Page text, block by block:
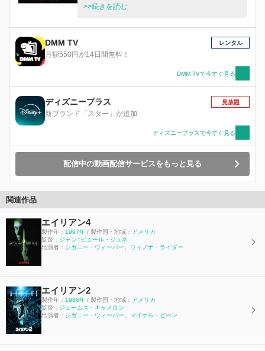
その軍事利用だった。実験は成功し、エイリアン
>>続きを読む
DMM TV
月額550円が14日間無料！
レンタル
DMM TVで今すぐ見る
ディズニープラス
新ブランド「スター」が追加
見放題
ディズニープラスで今すぐ見る
配信中の動画配信サービスをもっと見る
関連作品
エイリアン4
製作年： 1997年 / 製作国・地域： アメリカ
監督： ジャン=ピエール・ジュネ
出演者： シガニー・ウィーバー ウィノナ・ライダー
エイリアン2
製作年： 1986年 / 製作国・地域： アメリカ
監督： ジェームズ・キャメロン
出演者： シガニー・ウィーバー マイケル・ビーン